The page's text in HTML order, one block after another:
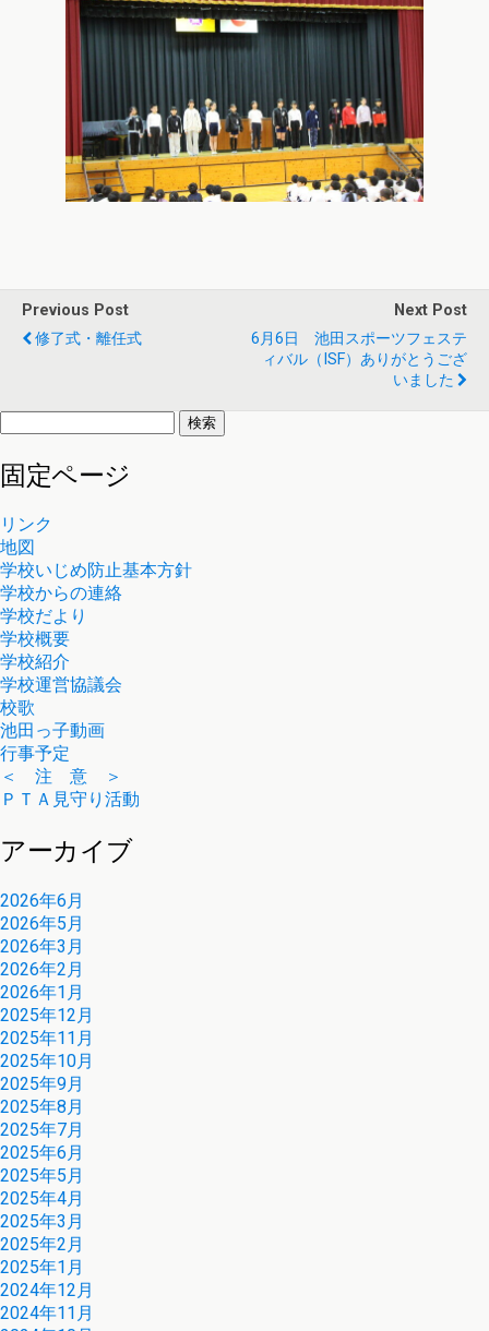
Previous Post
修了式・離任式
Next Post
6月6日 池田スポーツフェステ
ィバル（ISF）ありがとうござ
いました
検
固定ページ
リンク
地図
学校いじめ防止基本方針
学校からの連絡
学校だより
学校概要
学校紹介
学校運営協議会
校歌
池田っ子動画
行事予定
＜ 注 意 ＞
ＰＴＡ見守り活動
アーカイブ
2026年6月
2026年5月
2026年3月
2026年2月
2026年1月
2025年12月
2025年11月
2025年10月
2025年9月
2025年8月
2025年7月
2025年6月
2025年5月
2025年4月
2025年3月
2025年2月
2025年1月
2024年12月
2024年11月